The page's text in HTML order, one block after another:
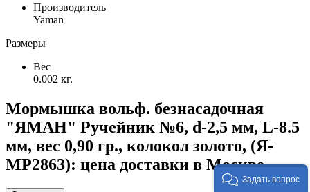
Производитель
Yaman
Размеры
Вес
0.002 кг.
Мормышка вольф. безнасадочная
"ЯМАН" Ручейник №6, d-2,5 мм, L-8.5
мм, вес 0,90 гр., колокол золото, (Я-
МР2863): цена доставки в Москве
Задать вопрос